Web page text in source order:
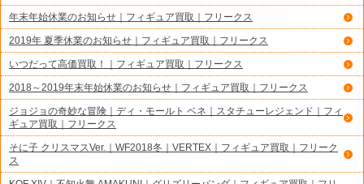
年末年始休業のお知らせ｜フィギュア買取｜フリークス
2019年 夏季休業のお知らせ｜フィギュア買取｜フリークス
いつだって高価買取！｜フィギュア買取｜フリークス
2018～2019年末年始休業のお知らせ｜フィギュア買取｜フリークス
ジョジョの奇妙な冒険｜ディ・モールト ベネ｜スタチューレジェンド｜フィ
ギュア買取｜フリークス
そに子 クリスマスVer.｜WF2018冬｜VERTEX｜フィギュア買取｜フリーク
ス